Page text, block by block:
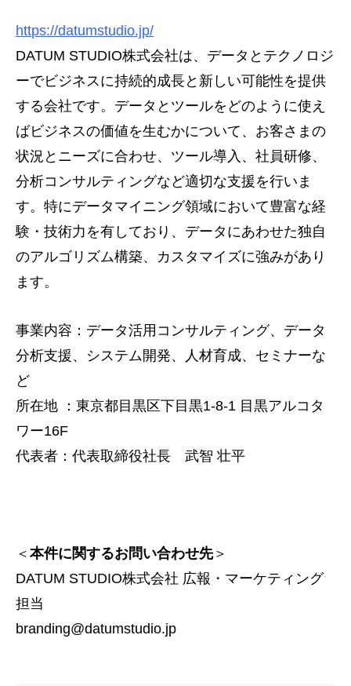
https://datumstudio.jp/
DATUM STUDIO株式会社は、データとテクノロジ
ーでビジネスに持続的成長と新しい可能性を提供
する会社です。データとツールをどのように使え
ばビジネスの価値を生むかについて、お客さまの
状況とニーズに合わせ、ツール導入、社員研修、
分析コンサルティングなど適切な支援を行いま
す。特にデータマイニング領域において豊富な経
験・技術力を有しており、データにあわせた独自
のアルゴリズム構築、カスタマイズに強みがあり
ます。
事業内容：データ活用コンサルティング、データ
分析支援、システム開発、人材育成、セミナーな
ど
所在地 ：東京都目黒区下目黒1-8-1 目黒アルコタ
ワー16F
代表者：代表取締役社長 武智 壮平
＜本件に関するお問い合わせ先＞
DATUM STUDIO株式会社 広報・マーケティング
担当
branding@datumstudio.jp